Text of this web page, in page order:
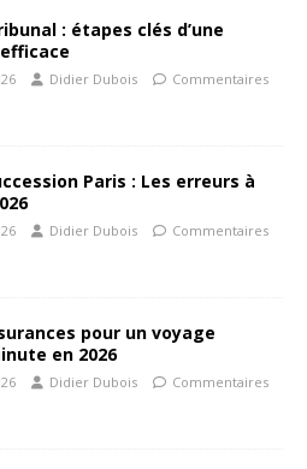
: étapes clés d’une
Didier Dubois
Commentaires
Paris : Les erreurs à
Didier Dubois
Commentaires
pour un voyage
en 2026
Didier Dubois
Commentaires